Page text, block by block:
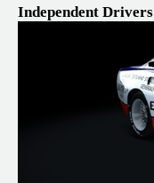
Independent Drivers